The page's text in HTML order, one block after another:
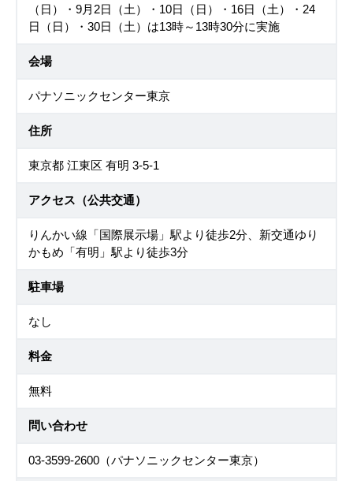
（日）・9月2日（土）・10日（日）・16日（土）・24
日（日）・30日（土）は13時～13時30分に実施
会場
パナソニックセンター東京
住所
東京都 江東区 有明 3-5-1
アクセス（公共交通）
りんかい線「国際展示場」駅より徒歩2分、新交通ゆり
かもめ「有明」駅より徒歩3分
駐車場
なし
料金
無料
問い合わせ
03-3599-2600（パナソニックセンター東京）